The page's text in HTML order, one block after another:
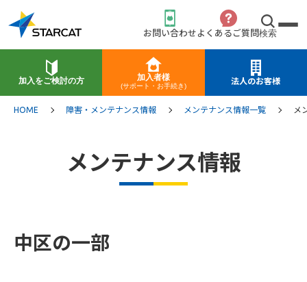
お問い合わせ よくあるご質問検索
加入をご検討の方 加入者様
(サポート・お手続き)
法人のお客様
HOME 障害・メンテナンス情報 メンテナンス情報一覧 メ
メンテナンス情報
中区の一部